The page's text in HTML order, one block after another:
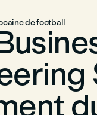
de football